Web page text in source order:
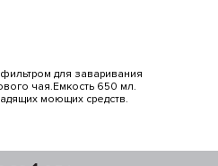
для заваривания
чая.Емкость 650 мл.
моющих средств.